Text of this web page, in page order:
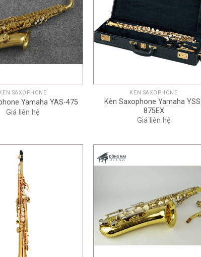
SAXOPHONE
Yamaha YAS-475
Giá liên hệ
KÈN SAXOPHONE
Kèn Saxophone Yamaha
875EX
Giá liên hệ